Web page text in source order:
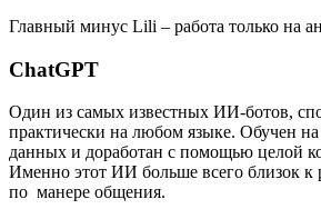
Главный минус Lili – работа только на
ChatGPT
Один из самых известных ИИ-ботов,
практически на любом языке. Обучен
данных и доработан с помощью целой
Именно этот ИИ больше всего близок к
по манере общения.